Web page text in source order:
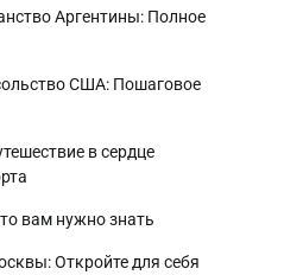
Аргентины: Полное
США: Пошаговое
в сердце
вам нужно знать
Откройте для себя